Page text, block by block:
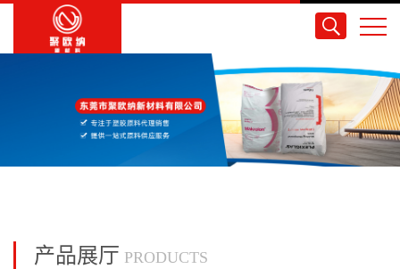
产品展厅 PRODUCTS